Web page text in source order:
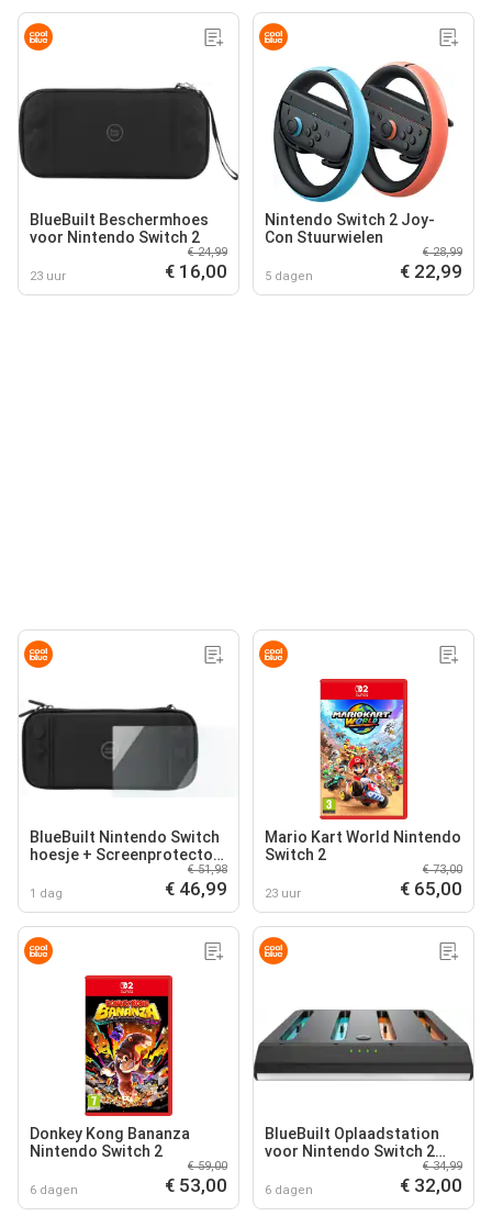
BlueBuilt Beschermhoes
voor Nintendo Switch 2
23 uur
€ 24,99
€ 16,00
Nintendo Switch 2 Joy-
Con Stuurwielen
5 dagen
€ 28,99
€ 22,99
BlueBuilt Nintendo Switch
hoesje + Screenprotector
1 dag
€ 51,98
€ 46,99
Mario Kart World Nintendo
Switch 2
23 uur
€ 73,00
€ 65,00
Donkey Kong Bananza
Nintendo Switch 2
6 dagen
€ 59,00
€ 53,00
BlueBuilt Oplaadstation
voor Nintendo Switch 2
6 dagen
€ 34,99
€ 32,00